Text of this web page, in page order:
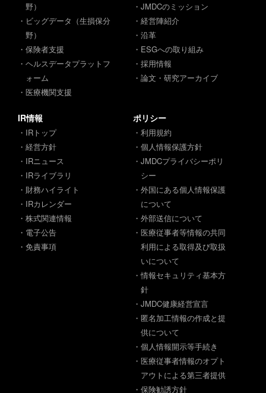
野）
・ビッグデータ（生損保分
野）
・保険者支援
・ヘルスデータプラットフ
ォーム
・医療機関支援
・JMDCのミッション
・経営陣紹介
・沿革
・ESGへの取り組み
・採用情報
・論文・研究アーカイブ
IR情報
・IRトップ
・経営方針
・IRニュース
・IRライブラリ
・財務ハイライト
・IRカレンダー
・株式関連情報
・電子公告
・免責事項
ポリシー
・利用規約
・個人情報保護方針
・JMDCプライバシーポリ
シー
・外国にある個人情報保護
について
・外部送信について
・医療従事者等情報の共同
利用による取得及び取扱
いについて
・情報セキュリティ基本方
針
・JMDC健康経営宣言
・匿名加工情報の作成と提
供について
・個人情報開示等手続き
・医療従事者情報のオプト
アウトによる第三者提供
・保険勧誘方針